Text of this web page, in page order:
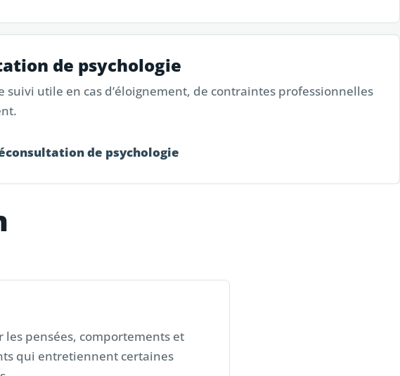
de psychologie
suivi utile en cas d’éloignement, de contraintes professionnelles
de psychologie
les pensées, comportements et
qui entretiennent certaines